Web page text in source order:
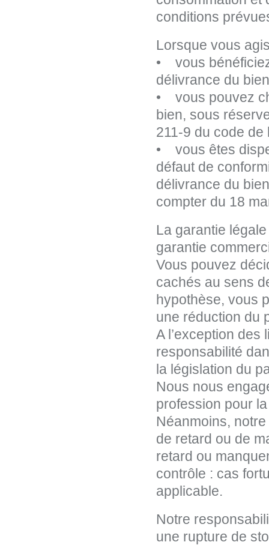
conditions
Lorsque vous
• vous
délivrance du
• vous pouvez
bien, sous
211-9 du code
• vous êtes
défaut de
délivrance du
compter du 18
La garantie
garantie
Vous pouvez
cachés au sens
hypothèse, vous
une réduction du
A l’exception
responsabilité
la législation du
Nous nous
profession pour
Néanmoins,
de retard ou de
retard ou
contrôle : cas
applicable.
Notre
une rupture de